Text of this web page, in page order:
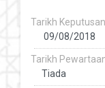
Tarikh
Tarikh